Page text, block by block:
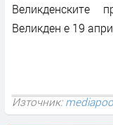
Великденските
Великден е 19
Източник: